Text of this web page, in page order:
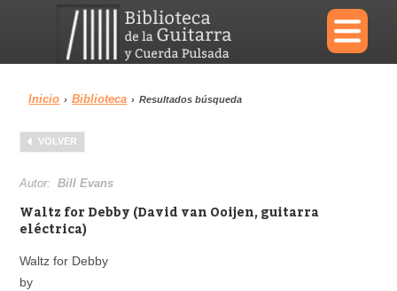
×
Menu
Biblioteca
Área personal
Inicio › Biblioteca › Resultados búsqueda
VOLVER
Autor:Bill Evans
Waltz for Debby (David van Ooijen, guitarra
eléctrica)
Waltz for Debby
by